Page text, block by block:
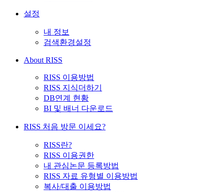
설정
내 정보
검색환경설정
About RISS
RISS 이용방법
RISS 지식더하기
DB연계 현황
BI 및 배너 다운로드
RISS 처음 방문 이세요?
RISS란?
RISS 이용권한
내 관심논문 등록방법
RISS 자료 유형별 이용방법
복사/대출 이용방법